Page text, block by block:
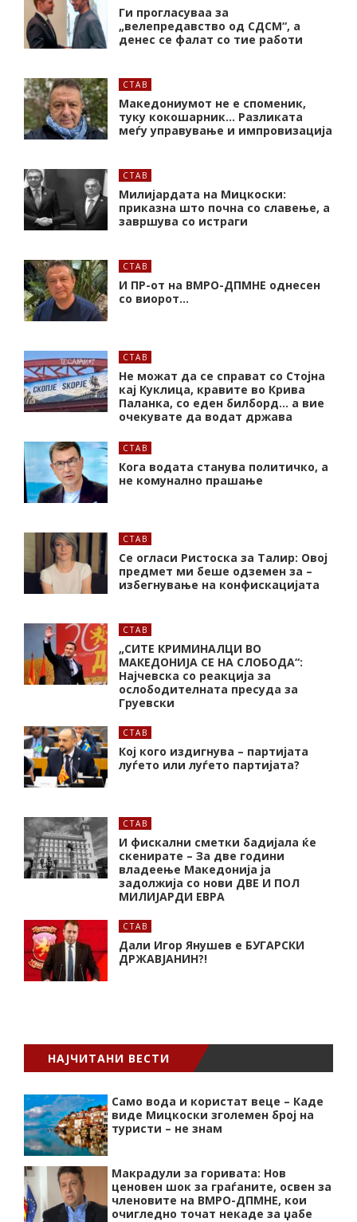
Ги прогласуваа за
„велепредавство од СДСМ“, а
денес се фалат со тие работи
СТАВ
Македониумот не е споменик,
туку кокошарник… Разликата
меѓу управување и импровизација
СТАВ
Милијардата на Мицкоски:
приказна што почна со славење, а
завршува со истраги
СТАВ
И ПР-от на ВМРО-ДПМНЕ однесен
со виорот…
СТАВ
Не можат да се справат со Стојна
кај Куклица, кравите во Крива
Паланка, со еден билборд… а вие
очекувате да водат држава
СТАВ
Кога водата станува политичко, а
не комунално прашање
СТАВ
Се огласи Ристоска за Талир: Овој
предмет ми беше одземен за –
избегнување на конфискацијата
СТАВ
„СИТЕ КРИМИНАЛЦИ ВО
МАКЕДОНИЈА СЕ НА СЛОБОДА“:
Најчевска со реакција за
ослободителната пресуда за
Груевски
СТАВ
Кој кого издигнува – партијата
луѓето или луѓето партијата?
СТАВ
И фискални сметки бадијала ќе
скенирате – За две години
владеење Македонија ја
задолжија со нови ДВЕ И ПОЛ
МИЛИЈАРДИ ЕВРА
СТАВ
Дали Игор Янушев е БУГАРСКИ
ДРЖАВЈАНИН?!
НАЈЧИТАНИ ВЕСТИ
Само вода и користат веце – Каде
виде Мицкоски зголемен број на
туристи – не знам
Макрадули за горивата: Нов
ценовен шок за граѓаните, освен за
членовите на ВМРО-ДПМНЕ, кои
очигледно точат некаде за џабе